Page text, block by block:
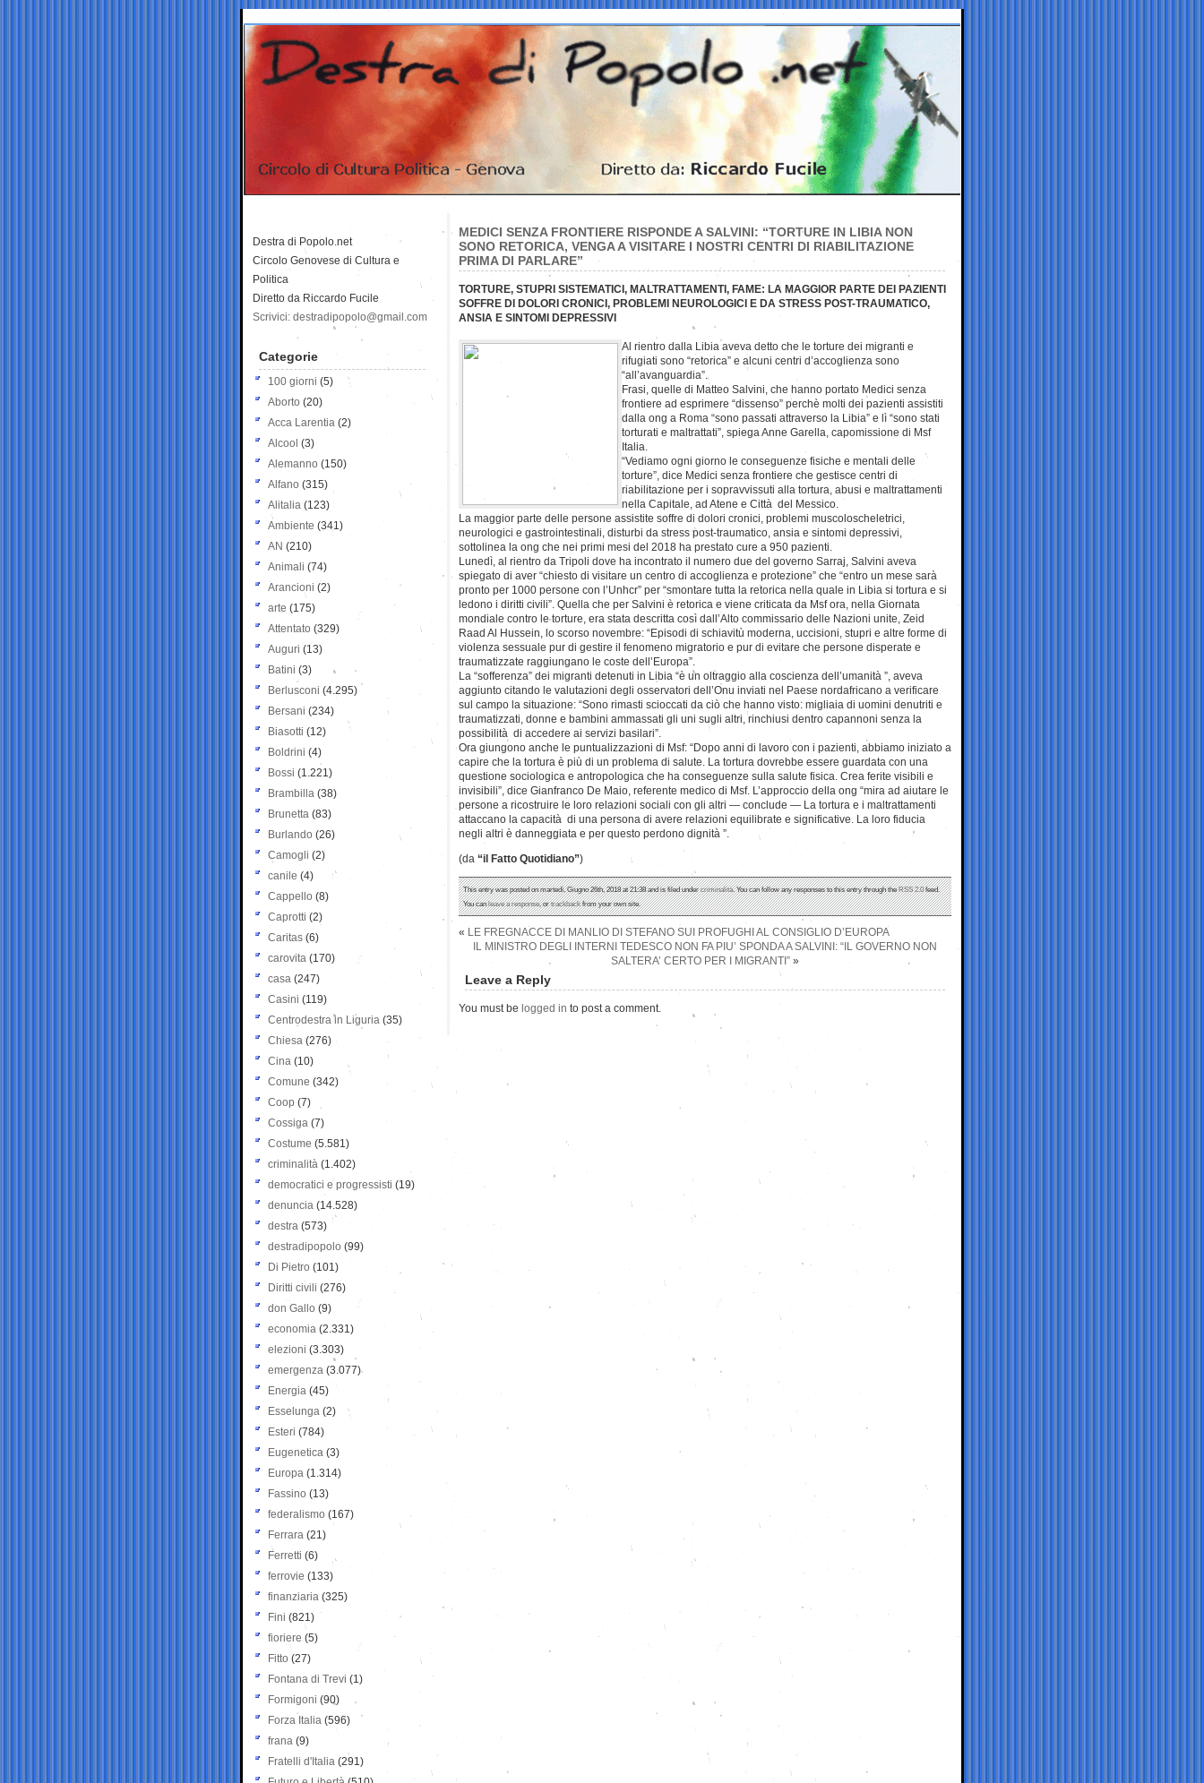
MEDICI SENZA FRONTIERE RISPONDE A SALVINI: “TORTURE IN LIBIA NON
SONO RETORICA, VENGA A VISITARE I NOSTRI CENTRI DI RIABILITAZIONE
PRIMA DI PARLARE”
TORTURE, STUPRI SISTEMATICI, MALTRATTAMENTI, FAME: LA MAGGIOR PARTE DEI PAZIENTI
SOFFRE DI DOLORI CRONICI, PROBLEMI NEUROLOGICI E DA STRESS POST-TRAUMATICO,
ANSIA E SINTOMI DEPRESSIVI
Al rientro dalla Libia aveva detto che le torture dei migranti e
rifugiati sono “retorica” e alcuni centri d’accoglienza sono
“all’avanguardia”.
Frasi, quelle di Matteo Salvini, che hanno portato Medici senza
frontiere ad esprimere “dissenso” perchè molti dei pazienti assistiti
dalla ong a Roma “sono passati attraverso la Libia” e lì “sono stati
torturati e maltrattati”, spiega Anne Garella, capomissione di Msf
Italia.
“Vediamo ogni giorno le conseguenze fisiche e mentali delle
torture”, dice Medici senza frontiere che gestisce centri di
riabilitazione per i sopravvissuti alla tortura, abusi e maltrattamenti
nella Capitale, ad Atene e Città del Messico.
La maggior parte delle persone assistite soffre di dolori cronici, problemi muscoloscheletrici,
neurologici e gastrointestinali, disturbi da stress post-traumatico, ansia e sintomi depressivi,
sottolinea la ong che nei primi mesi del 2018 ha prestato cure a 950 pazienti.
Lunedì, al rientro da Tripoli dove ha incontrato il numero due del governo Sarraj, Salvini aveva
spiegato di aver “chiesto di visitare un centro di accoglienza e protezione” che “entro un mese sarà
pronto per 1000 persone con l’Unhcr” per “smontare tutta la retorica nella quale in Libia si tortura e si
ledono i diritti civili”. Quella che per Salvini è retorica e viene criticata da Msf ora, nella Giornata
mondiale contro le torture, era stata descritta così dall’Alto commissario delle Nazioni unite, Zeid
Raad Al Hussein, lo scorso novembre: “Episodi di schiavitù moderna, uccisioni, stupri e altre forme di
violenza sessuale pur di gestire il fenomeno migratorio e pur di evitare che persone disperate e
traumatizzate raggiungano le coste dell’Europa”.
La “sofferenza” dei migranti detenuti in Libia “è un oltraggio alla coscienza dell’umanità ”, aveva
aggiunto citando le valutazioni degli osservatori dell’Onu inviati nel Paese nordafricano a verificare
sul campo la situazione: “Sono rimasti scioccati da ciò che hanno visto: migliaia di uomini denutriti e
traumatizzati, donne e bambini ammassati gli uni sugli altri, rinchiusi dentro capannoni senza la
possibilità di accedere ai servizi basilari”.
Ora giungono anche le puntualizzazioni di Msf: “Dopo anni di lavoro con i pazienti, abbiamo iniziato a
capire che la tortura è più di un problema di salute. La tortura dovrebbe essere guardata con una
questione sociologica e antropologica che ha conseguenze sulla salute fisica. Crea ferite visibili e
invisibili”, dice Gianfranco De Maio, referente medico di Msf. L’approccio della ong “mira ad aiutare le
persone a ricostruire le loro relazioni sociali con gli altri — conclude — La tortura e i maltrattamenti
attaccano la capacità di una persona di avere relazioni equilibrate e significative. La loro fiducia
negli altri è danneggiata e per questo perdono dignità ”.
(da “il Fatto Quotidiano”)
This entry was posted on martedì, Giugno 26th, 2018 at 21:38 and is filed undercriminalità. You can follow any responses to this entry through theRSS 2.0feed.
You canleave a response, ortrackbackfrom your own site.
« LE FREGNACCE DI MANLIO DI STEFANO SUI PROFUGHI AL CONSIGLIO D’EUROPA
IL MINISTRO DEGLI INTERNI TEDESCO NON FA PIU’ SPONDA A SALVINI: “IL GOVERNO NON
SALTERA’ CERTO PER I MIGRANTI” »
Leave a Reply
You must be logged in to post a comment.
Destra di Popolo.net
Circolo Genovese di Cultura e
Politica
Diretto da Riccardo Fucile
Scrivici: destradipopolo@gmail.com
Categorie
100 giorni (5)
Aborto (20)
Acca Larentia (2)
Alcool (3)
Alemanno (150)
Alfano (315)
Alitalia (123)
Ambiente (341)
AN (210)
Animali (74)
Arancioni (2)
arte (175)
Attentato (329)
Auguri (13)
Batini (3)
Berlusconi (4.295)
Bersani (234)
Biasotti (12)
Boldrini (4)
Bossi (1.221)
Brambilla (38)
Brunetta (83)
Burlando (26)
Camogli (2)
canile (4)
Cappello (8)
Caprotti (2)
Caritas (6)
carovita (170)
casa (247)
Casini (119)
Centrodestra in Liguria (35)
Chiesa (276)
Cina (10)
Comune (342)
Coop (7)
Cossiga (7)
Costume (5.581)
criminalità (1.402)
democratici e progressisti (19)
denuncia (14.528)
destra (573)
destradipopolo (99)
Di Pietro (101)
Diritti civili (276)
don Gallo (9)
economia (2.331)
elezioni (3.303)
emergenza (3.077)
Energia (45)
Esselunga (2)
Esteri (784)
Eugenetica (3)
Europa (1.314)
Fassino (13)
federalismo (167)
Ferrara (21)
Ferretti (6)
ferrovie (133)
finanziaria (325)
Fini (821)
fioriere (5)
Fitto (27)
Fontana di Trevi (1)
Formigoni (90)
Forza Italia (596)
frana (9)
Fratelli d'Italia (291)